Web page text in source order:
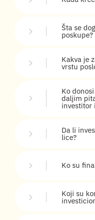
Šta se
poskupe?
Kakva je
vrstu
Ko
daljim
investitor
Da li
lice?
Ko su
Koji su